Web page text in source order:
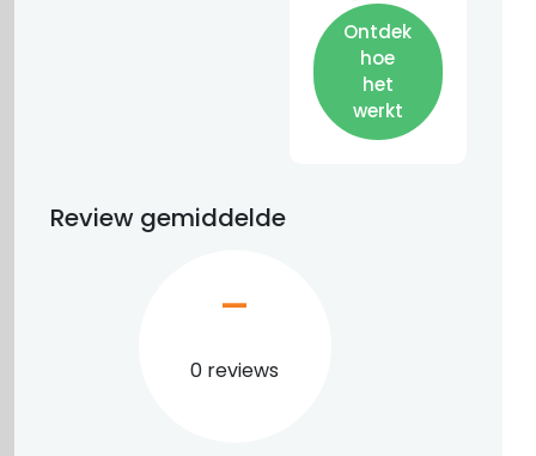
Ontdek
hoe
het
werkt
Review gemiddelde
0 reviews
–